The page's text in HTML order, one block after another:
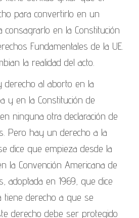
para convertirlo en un
consagrarlo en la Constitución
Fundamentales de la UE.
la realidad del acto.
al aborto en la
y en la Constitución de
ninguna otra declaración de
Pero hay un derecho a la
dice que empieza desde la
la Convención Americana de
adoptada en 1969, que dice
tiene derecho a que se
derecho debe ser protegido